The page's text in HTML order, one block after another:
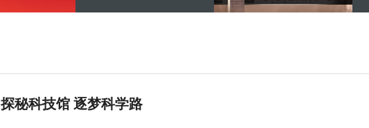
探秘科技馆 逐梦科学路